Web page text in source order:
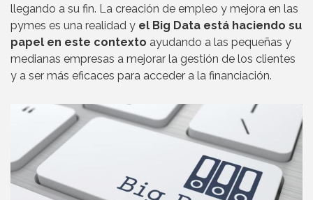
llegando a su fin. La creación de empleo y mejora en las
pymes es una realidad y el Big Data está haciendo su
papel en este contexto ayudando a las pequeñas y
medianas empresas a mejorar la gestión de los clientes
y a ser más eficaces para acceder a la financiación.